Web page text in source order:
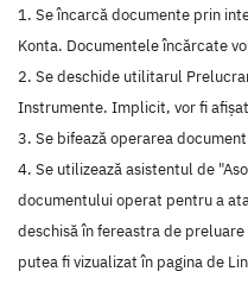
1. Se încarcă documente prin
Konta. Documentele încărcate
2. Se deschide utilitarul
Instrumente. Implicit, vor fi
3. Se bifează operarea
4. Se utilizează asistentul de
documentului operat pentru a
deschisă în fereastra de
putea fi vizualizat în pagina de